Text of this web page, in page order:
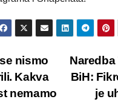
BiH:
je
nismo
Kakva
nemamo